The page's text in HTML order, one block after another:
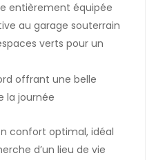
entièrement équipée
au garage souterrain
verts pour un
offrant une belle
la journée
confort optimal, idéal
d’un lieu de vie